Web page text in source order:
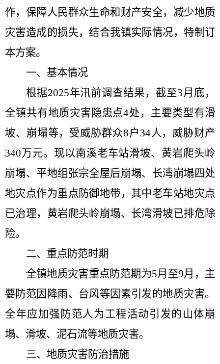
作，保障人民群众生命和财产安全，减少地质
灾害造成的损失，结合我镇实际情况，特制订
本方案。
一、基本情况
根据2025年汛前调查结果，截至3月底，
全镇共有地质灾害隐患点4处，主要类型有滑
坡、崩塌等，受威胁群众8户 34人，威胁财产
340万元。现以南溪老车站滑坡、黄岩爬头岭
崩塌、 平地组 张宗全屋后崩塌、长湾崩塌四处
地灾点作为重点防御地带，其中老车站地灾点
已治理，黄岩爬头岭崩塌、长湾滑坡已排危除
险。
二、重点防范时期
全镇地质灾害重点防范期为5月至9月，主
要防范因降雨、台风等因素引发的地质灾害。
全年应加强防范人为工程活动引发的山体崩
塌、滑坡、泥石流等地质灾害。
三、地质灾害防治措施